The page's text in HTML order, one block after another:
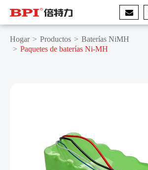
Hogar Productos
Baterías NiMH
Paquetes de baterías Ni-MH